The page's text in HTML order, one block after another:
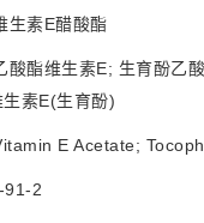
生素E醋酸酯
酸酯维生素E; 生育酚乙
素E(生育酚)
E Acetate;
91-2